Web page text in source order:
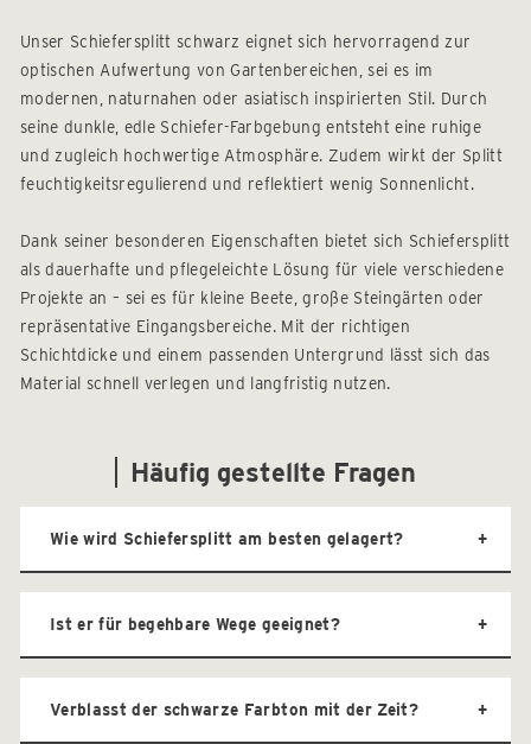
Unser Schiefersplitt schwarz eignet sich hervorragend zur
optischen Aufwertung von Gartenbereichen, sei es im
modernen, naturnahen oder asiatisch inspirierten Stil. Durch
seine dunkle, edle Schiefer-Farbgebung entsteht eine ruhige
und zugleich hochwertige Atmosphäre. Zudem wirkt der Splitt
feuchtigkeitsregulierend und reflektiert wenig Sonnenlicht.
Dank seiner besonderen Eigenschaften bietet sich Schiefersplitt
als dauerhafte und pflegeleichte Lösung für viele verschiedene
Projekte an – sei es für kleine Beete, große Steingärten oder
repräsentative Eingangsbereiche. Mit der richtigen
Schichtdicke und einem passenden Untergrund lässt sich das
Material schnell verlegen und langfristig nutzen.
Häufig gestellte Fragen
Wie wird Schiefersplitt am besten gelagert?
Ist er für begehbare Wege geeignet?
Verblasst der schwarze Farbton mit der Zeit?